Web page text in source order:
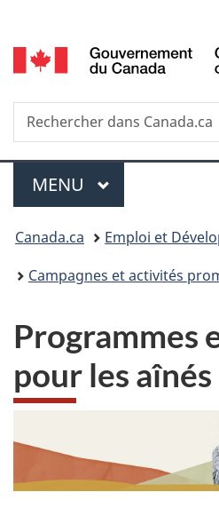
la
de
la
langue
Recherche
Menu
MENU PRINCIPAL
Vous
êtes
Canada.ca
Emploi et
Campagnes et activités
Programmes
pour les aînés